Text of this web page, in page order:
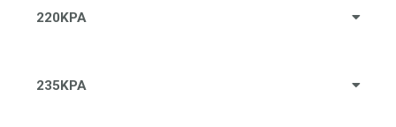
220KPA
235KPA